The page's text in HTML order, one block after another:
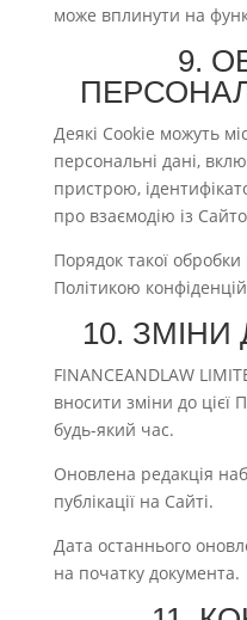
може вплинути на
9.
Деякі Cookie можуть
персональні дані,
пристрою,
про взаємодію із
Порядок такої
Політикою
10.
FINANCEANDLAW
вносити зміни до цієї
будь-який час.
Оновлена редакція
публікації на Сайті.
Дата останнього
на початку документа.